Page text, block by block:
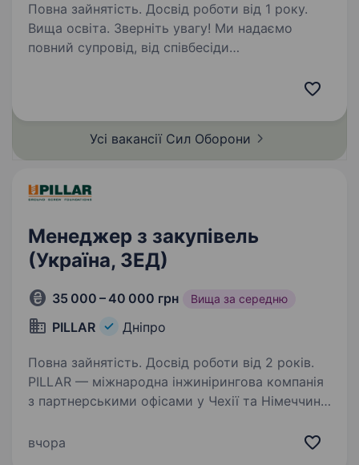
Повна зайнятість. Досвід роботи від 1 року.
Вища освіта. Зверніть увагу! Ми надаємо
повний супровід, від співбесіди
до прибуття у частину. Переведення чинних
ПОСАДА НЕ ПЕРЕДБАЧАЄ УЧАСТЬ
У БОЙОВИХ…Усі вакансії Сил Оборони
Менеджер з закупівель
(Україна, ЗЕД)
35 000 – 40 000 грн Вища за середню
PILLAR Дніпро
Повна зайнятість. Досвід роботи від 2 років.
PILLAR — міжнародна інжинірингова компанія
з партнерськими офісами у Чехії та Німеччині.
на реалізації складних інженерних рішень
вчора